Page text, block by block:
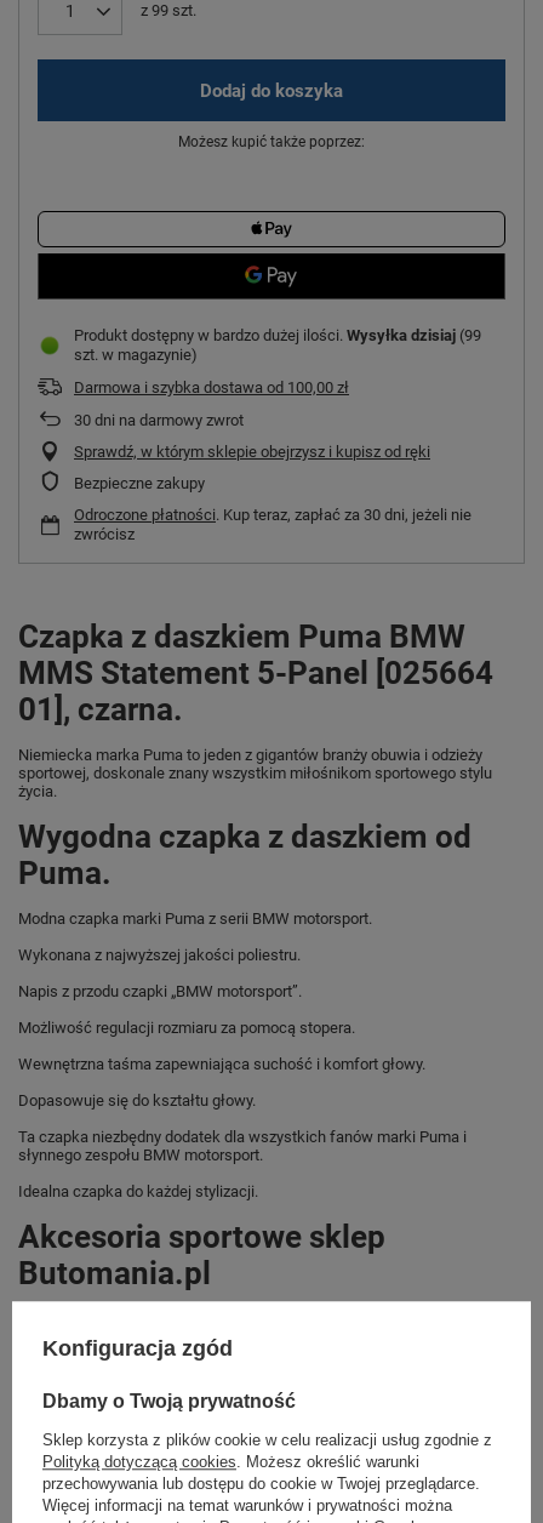
z 99 szt.
Dodaj do koszyka
Możesz kupić także poprzez:
Produkt dostępny w bardzo dużej ilości Wysyłka dzisiaj (99
szt. w magazynie)
Darmowa i szybka dostawa od 100,00 zł
30 dni na darmowy zwrot
Sprawdź, w którym sklepie obejrzysz i kupisz od ręki
Bezpieczne zakupy
Odroczone płatności. Kup teraz, zapłać za 30 dni, jeżeli nie
zwrócisz
Czapka z daszkiem Puma BMW
MMS Statement 5-Panel [025664
01], czarna.
Niemiecka marka Puma to jeden z gigantów branży obuwia i odzieży
sportowej, doskonale znany wszystkim miłośnikom sportowego stylu
życia.
Wygodna czapka z daszkiem od
Puma.
Modna czapka marki Puma z serii BMW motorsport.
Wykonana z najwyższej jakości poliestru.
Napis z przodu czapki „BMW motorsport”.
Możliwość regulacji rozmiaru za pomocą stopera.
Wewnętrzna taśma zapewniająca suchość i komfort głowy.
Dopasowuje się do kształtu głowy.
Ta czapka niezbędny dodatek dla wszystkich fanów marki Puma i
słynnego zespołu BMW motorsport.
Idealna czapka do każdej stylizacji.
Akcesoria sportowe sklep
Butomania.pl
Twojej rodziny.
oryginalny i pochodzi z oficjalnej sieci dystrybucyjnej.
podania przyczyny.
Konfiguracja zgód
Dbamy o Twoją prywatność
Sklep korzysta z plików cookie w celu realizacji usług zgodnie z
Polityką dotyczącą cookies . Możesz określić warunki
przechowywania lub dostępu do cookie w Twojej przeglądarce.
Więcej informacji na temat warunków i prywatności można